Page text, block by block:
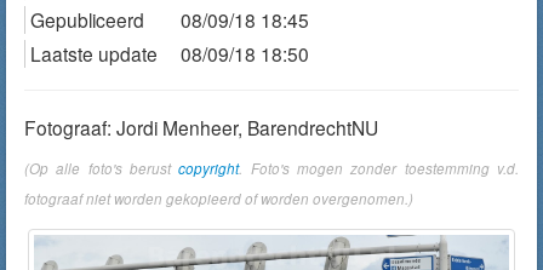
Gepubliceerd
08/09/18 18:45
Laatste update
08/09/18 18:50
Fotograaf: Jordi Menheer, BarendrechtNU
(Op alle foto's berustcopyright. Foto's mogen zonder toestemming v.d.
fotograaf niet worden gekopieerd of worden overgenomen.)